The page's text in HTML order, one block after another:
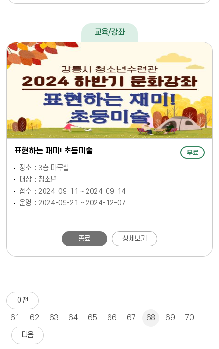
교육/강좌
표현하는 재미! 초등미술 무료
장소
3층 마루실
대상
청소년
접수
2024-09-11 ~ 2024-09-14
운영
2024-09-21 ~ 2024-12-07
종료 상세보기
이전
61 62 63 64 65 66 67 68 69 70
다음